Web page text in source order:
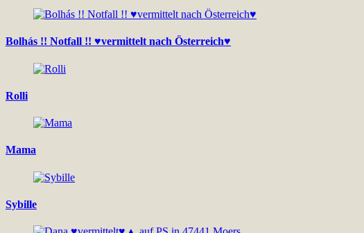
Bolhás !! Notfall !! ♥vermittelt nach Österreich♥
Rolli
Mama
Sybille